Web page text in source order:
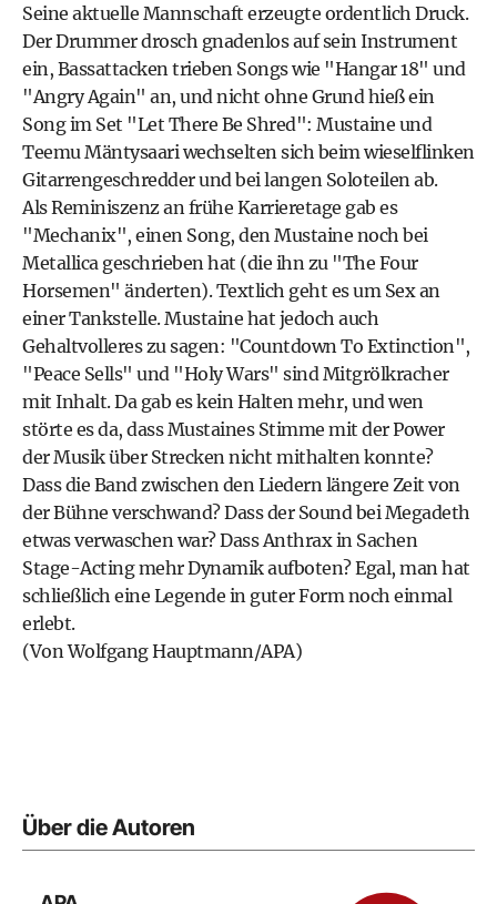
Seine aktuelle Mannschaft erzeugte ordentlich Druck.
Der Drummer drosch gnadenlos auf sein Instrument
ein, Bassattacken trieben Songs wie "Hangar 18" und
"Angry Again" an, und nicht ohne Grund hieß ein
Song im Set "Let There Be Shred": Mustaine und
Teemu Mäntysaari wechselten sich beim wieselflinken
Gitarrengeschredder und bei langen Soloteilen ab.
Als Reminiszenz an frühe Karrieretage gab es
"Mechanix", einen Song, den Mustaine noch bei
Metallica geschrieben hat (die ihn zu "The Four
Horsemen" änderten). Textlich geht es um Sex an
einer Tankstelle. Mustaine hat jedoch auch
Gehaltvolleres zu sagen: "Countdown To Extinction",
"Peace Sells" und "Holy Wars" sind Mitgrölkracher
mit Inhalt. Da gab es kein Halten mehr, und wen
störte es da, dass Mustaines Stimme mit der Power
der Musik über Strecken nicht mithalten konnte?
Dass die Band zwischen den Liedern längere Zeit von
der Bühne verschwand? Dass der Sound bei Megadeth
etwas verwaschen war? Dass Anthrax in Sachen
Stage-Acting mehr Dynamik aufboten? Egal, man hat
schließlich eine Legende in guter Form noch einmal
erlebt.
(Von Wolfgang Hauptmann/APA)
Über die Autoren